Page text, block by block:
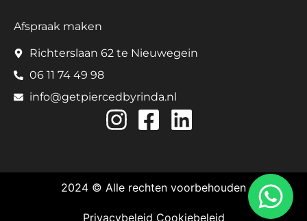
Afspraak maken
Richterslaan 62 te Nieuwegein
06 11 74 49 98
info@getpiercedbyrinda.nl
2024 © Alle rechten voorbehouden
Privacybeleid Cookiebeleid